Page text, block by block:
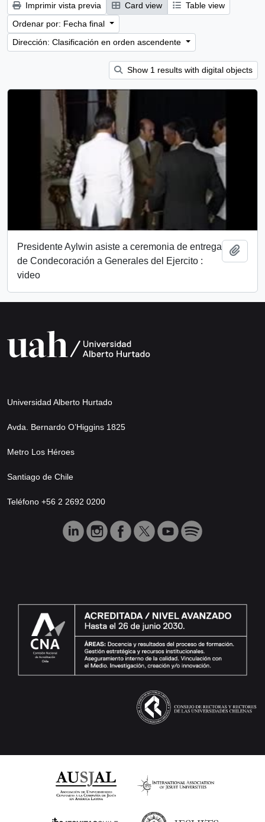
Imprimir vista previa Card view
Table view
Ordenar por: Fecha final
Dirección: Clasificación en orden ascendente
Show 1 results with digital objects
Presidente Aylwin asiste a ceremonia de entrega
de Condecoración a Generales del Ejercito :
video
Universidad Alberto Hurtado
Avda. Bernardo O’Higgins 1825
Metro Los Héroes
Santiago de Chile
Teléfono +56 2 2692 0200